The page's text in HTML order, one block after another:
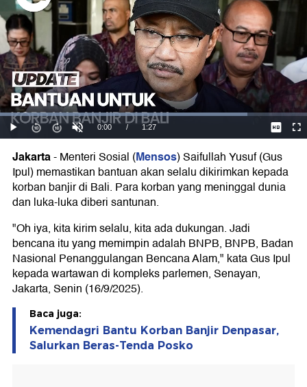
Jakarta-Menteri Sosial (Mensos) Saifullah Yusuf (Gus
Ipul) memastikan bantuan akan selalu dikirimkan kepada
korban banjir di Bali. Para korban yang meninggal dunia
dan luka-luka diberi santunan.
"Oh iya, kita kirim selalu, kita ada dukungan. Jadi
bencana itu yang memimpin adalah BNPB, BNPB, Badan
Nasional Penanggulangan Bencana Alam," kata Gus Ipul
kepada wartawan di kompleks parlemen, Senayan,
Jakarta, Senin (16/9/2025).
Baca juga:
Kemendagri Bantu Korban Banjir Denpasar,
Salurkan Beras-Tenda Posko